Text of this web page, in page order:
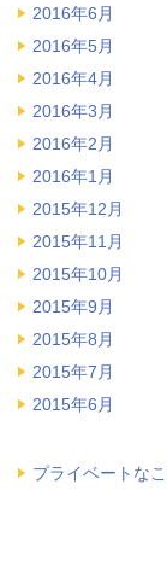
2016年6月
2016年5月
2016年4月
2016年3月
2016年2月
2016年1月
2015年12月
2015年11月
2015年10月
2015年9月
2015年8月
2015年7月
2015年6月
プライベートな